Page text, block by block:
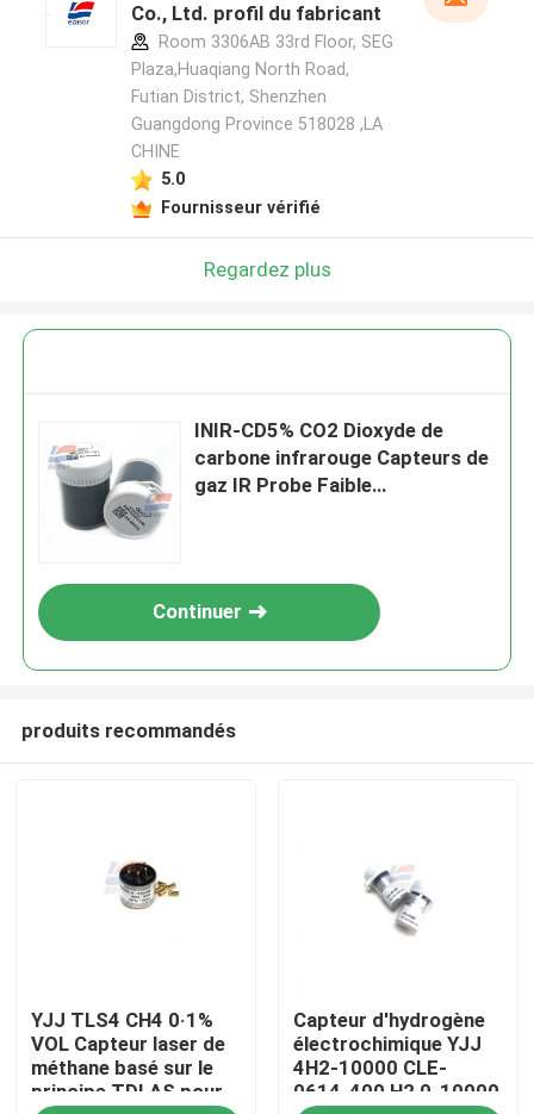
Produits
Le spectacle VR
Co., Ltd. profil du fabricant
Room 3306AB 33rd Floor, SEG
Plaza,Huaqiang North Road,
Futian District, Shenzhen
Guangdong Province 518028 ,LA
CHINE
5.0
Fournisseur vérifié
Regardez plus
INIR-CD5% CO2 Dioxyde de
carbone infrarouge Capteurs de
gaz IR Probe Faible
Continuer
produits recommandés
YJJ TLS4 CH4 0·1%
VOL Capteur laser de
méthane basé sur le
principe TDLAS pour
Capteur d'hydrogène
électrochimique YJJ
4H2-10000 CLE-
0614-400 H2 0-10000